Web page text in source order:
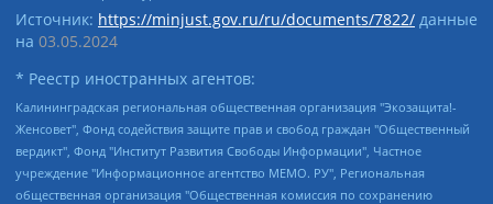
Источник: https://minjust.gov.ru/ru/documents/7822/ данные
на 03.05.2024
* Реестр иностранных агентов:
Калининградская региональная общественная организация "Экозащита!-Женсовет", Фонд содействия защите прав и свобод граждан "Общественный вердикт", Фонд "Институт Развития Свободы Информации", Частное учреждение "Информационное агентство МЕМО. РУ", Региональная общественная организация "Общественная комиссия по сохранению наследия академика Сахарова", Фонд поддержки свободы прессы, Санкт-Петербургская общественная правозащитная организация "Гражданский контроль", Межрегиональная общественная организация "Информационно-просветительский центр "Мемориал", Региональный Фонд "Центр Защиты Прав Средств Массовой Информации", с 05.12.2023 Фонд "Центр Защиты Прав Средств массовой информации", Региональная общественная благотворительная организация помощи беженцам и мигрантам "Гражданское содействие", Негосударственное образовательное учреждение дополнительного профессионального образования (повышение квалификации) специалистов "АКАДЕМИЯ ПО ПРАВАМ ЧЕЛОВЕКА", Свердловская региональная общественная организация "Сутяжник", Автономная некоммерческая организация "Центр независимых социологических исследований", Союз общественных объединений "Российский исследовательский центр по правам человека", Региональное общественное учреждение научно-информационный центр "МЕМОРИАЛ", Некоммерческая организация "Фонд защиты гласности", Автономная некоммерческая организация "Институт прав человека", Городская общественная организация "Екатеринбургское общество "МЕМОРИАЛ", Городская общественная организация "Рязанское историко-просветительское и правозащитное общество "Мемориал" (Рязанский Мемориал), Челябинский региональный орган общественной самодеятельности – женское общественное объединение "Женщины Евразии", Челябинский региональный орган общественной самодеятельности "Уральская правозащитная группа", Фонд содействия защите здоровья и социальной справедливости имени Андрея Рылькова, Автономная Некоммерческая Организация "Аналитический Центр Юрия Левады", Автономная некоммерческая организация социальной поддержки населения "Проект Апрель", Региональная общественная организация помощи женщинам и детям, находящимся в кризисной ситуации "Информационно-методический центр "Анна", Фонд содействия развитию массовых коммуникаций и правовому просвещению "Так-так-Так", Фонд содействия устойчивому развитию "Серебряная тайга", Свердловский региональный общественный фонд социальных проектов "Новое время", "Idel.Реалии", Кавказ.Реалии, Крым.Реалии, Телеканал Настоящее Время, Татаро-башкирская служба Радио Свобода (Azatliq Radiosi), Радио Свободная Европа/Радио Свобода (PCE/PC), "Сибирь.Реалии", "Фактограф", Благотворительный фонд помощи осужденным и их семьям, Автономная некоммерческая организация "Институт глобализации и социальных движений", Фонд "В защиту прав заключенных", Частное учреждение "Центр поддержки и содействия развитию средств массовой информации", Пензенский региональный общественный благотворительный фонд "Гражданский союз", "Север.Реалии", Некоммерческая организация Фонд "Правовая инициатива", Общество с ограниченной ответственностью "Радио Свободная Европа/Радио Свобода", Чешское информационное агентство "MEDIUM-ORIENT", Красноярская региональная общественная организация "Мы против СПИДа", Камалягин Денис Николаевич, Маркелов Сергей Евгеньевич, Пономарев Лев Александрович, Савицкая Людмила Алексеевна, Автономная некоммерческая организация "Центр по работе с проблемой насилия "НАСИЛИЮ.НЕТ", Межрегиональный профессиональный союз работников здравоохранения "Альянс врачей", Юридическое лицо, зарегистрированное в Латвийской Республике, SIA "Medusa Project" (регистрационный номер 40103797863, дата регистрации 10.06.2014), Некоммерческая организация "Фонд по борьбе с коррупцией", Автономная некоммерческая организация "Институт права и публичной политики", Баданин Роман Сергеевич, Гликин Максим Александрович, Железнова Мария Михайловна, Лукьянова Юлия Сергеевна, Маетная Елизавета Витальевна, Маняхин Петр Борисович, Чуракова Ольга Владимировна, Ярош Юлия Петровна, Юридическое лицо "The Insider SIA", зарегистрированное в Риге, Латвийская Республика (дата регистрации 26.06.2015), являющееся администратором доменного имени интернет-издания "The Insider SIA", https://theins.ru, Постернак Алексей Евгеньевич, Рубин Михаил Аркадьевич, Анин Роман Александрович, Юридическое лицо Istories fonds, зарегистрированное в Латвийской Республике (регистрационный номер 50008295751, дата регистрации 24.02.2020), Великовский Дмитрий Александрович, Долинина Ирина Николаевна, Мароховская Алеся Алексеевна, Шлейнов Роман Юрьевич, Шмагун Олеся Валентиновна, Общество с ограниченной ответственностью "Альтаир 2021", Общество с ограниченной ответственностью "Вега 2021", Общество с ограниченной ответственностью "Главный редактор 2021", Общество с ограниченной ответственностью "Ромашки монолит", Важенков Артем Валерьевич, Ивановская областная общественная организация "Центр гендерных исследований", Гурман Юрий Альбертович, Медиапроект "ОВД-Инфо", Егоров Владимир Владимирович, Жилинский Владимир Александрович, Общество с ограниченной ответственностью "ЗП", Иванова София Юрьевна, Карезина Инна Павловна, Кильтау Екатерина Викторовна, Петров Алексей Викторович, Пискунов Сергей Евгеньевич, Смирнов Сергей Сергеевич, Тихонов Михаил Сергеевич, Общество с ограниченной ответственностью "ЖУРНАЛИСТ-ИНОСТРАННЫЙ АГЕНТ", Арапова Галина Юрьевна, Вольтская Татьяна Анатольевна, Американская компания "Mason G.E.S. Anonymous Foundation" (США), являющаяся владельцем интернет-издания https://mnews.world/, Компания "Stichting Bellingcat", зарегистрированная в Нидерландах (дата регистрации 11.07.2018), Захаров Андрей Вячеславович, Клепиковская Екатерина Дмитриевна, Общество с ограниченной ответственностью "МЕМО", Перл Роман Александрович, Симонов Евгений Алексеевич, Соловьева Елена Анатольевна, Сотников Даниил Владимирович, Сурначева Елизавета Дмитриевна, Автономная некоммерческая организация по защите прав человека и информированию населения "Якутия – Наше Мнение", Общество с ограниченной ответственностью "Москоу диджитал медиа", с 26.01.2023 Общество с ограниченной ответственностью "Чайка Белые сады", Ветошкина Валерия Валерьевна, Заговора Максим Александрович, Межрегиональное общественное движение "Российская ЛГБТ - сеть", Оленичев Максим Владимирович, Павлов Иван Юрьевич, Скворцова Елена Сергеевна, Общество с ограниченной ответственностью "Как бы инагент", Кочетков Игорь Викторович, Общество с ограниченной ответственностью "Честные выборы", Еланчик Олег Александрович, Общество с ограниченной ответственностью "Нобелевский призыв", Гималова Регина Эмилевна, Григорьев Андрей Валерьевич, Григорьева Алина Александровна, Ассоциация по содействию защите прав призывников, альтернативнослужащих и военнослужащих "Правозащитная группа "Гражданин.Армия.Право", Хисамова Регина Фаритовна, Автономная некоммерческая организация по реализации социально-правовых программ "Лилит", Дальневосточное общественное движение "Маяк", Санкт-Петербургская ЛГБТ-инициативная группа "Выход", Инициативная группа ЛГБТ+ "Реверс", Алексеев Андрей Викторович, Бекбулатова Таисия Львовна, Беляев Иван Михайлович, Владыкина Елена Сергеевна, Гельман Марат Александрович, Никульшина Вероника Юрьевна, Толоконникова Надежда Андреевна, Шендерович Виктор Анатольевич, Общество с ограниченной ответственностью "Данное сообщение", Общество с ограниченной ответственностью Издательский дом "Новая глава", Айнбиндер Александра Александровна, Московский комьюнити-центр для ЛГБТ+инициатив, Благотворительный фонд развития филантропии, Deutsche Welle (Германия, Kurt-Schumacher-Strasse 3, 53113 Bonn), Борзунова Мария Михайловна, Воробьев Виктор Викторович, Голубева Анна Львовна, Константинова Алла Михайловна, Малкова Ирина Владимировна, Мурадов Мурад Абдулгалимович, Осетинская Елизавета Николаевна, Понасенков Евгений Николаевич, Ганапольский Матвей Юрьевич, Киселев Евгений Алексеевич, Борухович Ирина Григорьевна, Дремин Иван Тимофеевич, Дубровский Дмитрий Викторович, Красноярская региональная общественная организация поддержки и развития альтернативных образовательных технологий и межкультурных коммуникаций "ИНТЕРРА", Маяковская Екатерина Алексеевна, Фейгин Марк Захарович, Филимонов Андрей Викторович, Дзугкоева Регина Николаевна, Доброхотов Роман Александрович, Дудь Юрий Александрович, Елкин Сергей Владимирович, Кругликов Кирилл Игоревич, Сабунаева Мария Леонидовна, Семенов Алексей Владимирович, Шаинян Карен Багратович, Шульман Екатерина Михайловна, Асафьев Артур Валерьевич, Вахштайн Виктор Семенович, Венедиктов Алексей Алексеевич, Лушникова Екатерина Евгеньевна, Волков Леонид Михайлович, Невзоров Александр Глебович, Пархоменко Сергей Борисович, Сироткин Ярослав Николаевич, Кара-Мурза Владимир Владимирович, Баранова Наталья Владимировна, Гозман Леонид Яковлевич, Кагарлицкий Борис Юльевич, Климарев Михаил Валерьевич, Милов Владимир Станиславович, Автономная некоммерческая организация Краснодарский центр современного искусства "Типография", Моргенштерн Алишер Тагирович, Соболь Любовь Эдуардовна, Общество с ограниченной ответственностью "ЛИЗА НОРМ", Каспаров Гарри Кимович, Ходорковский Михаил Борисович, Общество с ограниченной ответственностью "Апрельские тезисы", Данилович Ирина Брониславовна, Кашин Олег Владимирович, Петров Николай Владимирович, Пивоваров Алексей Владимирович, Соколов Михаил Владимирович, Цветкова Юлия Владимировна, Чичваркин Евгений Александрович, Комитет против пыток/Команда против пыток, Общество с ограниченной ответственностью "Первый научный", Общество с ограниченной ответственностью "Вертолет и ко", Белоцерковская Вероника Борисовна, Кац Максим Евгеньевич, Лазарева Татьяна Юрьевна, Шаведдинов Руслан Табризович, Яшин Илья Валерьевич, Общество с ограниченной ответственностью "Иноагент ААВ", Алешковский Дмитрий Петрович, Альбац Евгения Марковна, Быков Дмитрий Львович, Галямина Юлия Евгеньевна, Лойко Сергей Леонидович, Мартынов Кирилл Константинович, Медведев Сергей Александрович, Крашенинников Федор Геннадиевич, Гордеева Катерина Вл